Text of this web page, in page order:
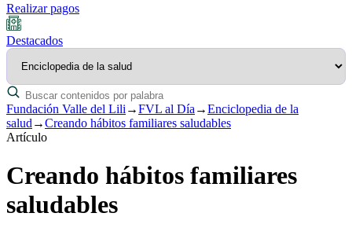
Realizar pagos
Destacados
Fundación Valle del Lili →FVL al Día →Enciclopedia de la
salud →Creando hábitos familiares saludables
Artículo
Creando hábitos familiares
saludables